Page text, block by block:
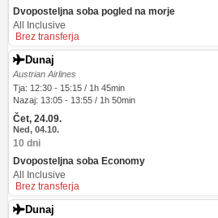
Dvoposteljna soba pogled na morje
All Inclusive
Brez transferja
Dunaj
Austrian Airlines
Tja: 12:30 - 15:15 / 1h 45min
Nazaj: 13:05 - 13:55 / 1h 50min
Čet, 24.09.
Ned, 04.10.
10 dni
Dvoposteljna soba Economy
All Inclusive
Brez transferja
Dunaj